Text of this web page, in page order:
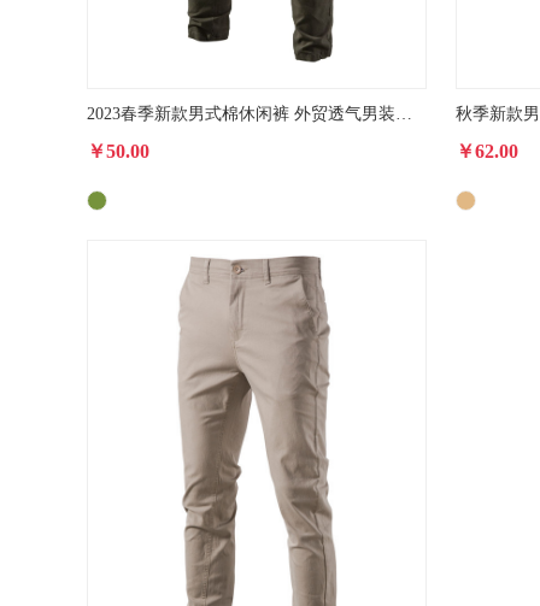
2023春季新款男式棉休闲裤 外贸透气男装商务百搭多口袋纯色长裤
￥50.00 ￥62.00